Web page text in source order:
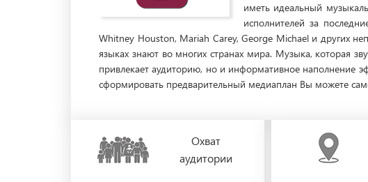
иметь идеальный
исполнителей за
Whitney Houston, Mariah Carey, George Michael и других
языках знают во многих странах мира. Музыка, которая
привлекает аудиторию, но и информативное наполнение
сформировать предварительный медиаплан Вы можете
Охват
аудитории